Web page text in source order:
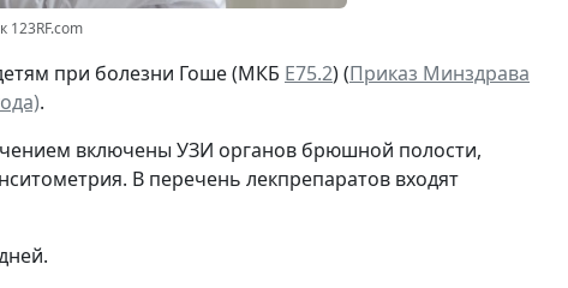
123RF.com
при болезни Гоше (МКБ Е75.2) (Приказ Минздрава
.
включены УЗИ органов брюшной полости,
В перечень лекпрепаратов входят